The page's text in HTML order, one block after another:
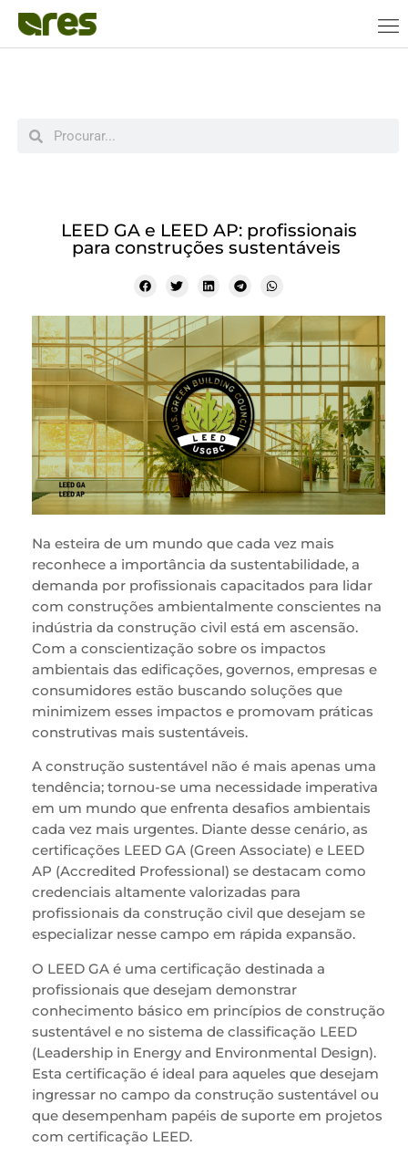
LEED GA e LEED AP: profissionais
para construções sustentáveis
Na esteira de um mundo que cada vez mais
reconhece a importância da sustentabilidade, a
demanda por profissionais capacitados para lidar
com construções ambientalmente conscientes na
indústria da construção civil está em ascensão.
Com a conscientização sobre os impactos
ambientais das edificações, governos, empresas e
consumidores estão buscando soluções que
minimizem esses impactos e promovam práticas
construtivas mais sustentáveis.
A construção sustentável não é mais apenas uma
tendência; tornou-se uma necessidade imperativa
em um mundo que enfrenta desafios ambientais
cada vez mais urgentes. Diante desse cenário, as
certificações LEED GA (Green Associate) e LEED
AP (Accredited Professional) se destacam como
credenciais altamente valorizadas para
profissionais da construção civil que desejam se
especializar nesse campo em rápida expansão.
O LEED GA é uma certificação destinada a
profissionais que desejam demonstrar
conhecimento básico em princípios de construção
sustentável e no sistema de classificação LEED
(Leadership in Energy and Environmental Design).
Esta certificação é ideal para aqueles que desejam
ingressar no campo da construção sustentável ou
que desempenham papéis de suporte em projetos
com certificação LEED.